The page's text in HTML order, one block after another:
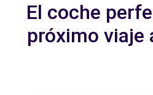
El coche
próximo viaje